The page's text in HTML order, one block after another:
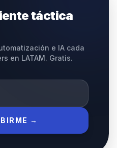
táctica
e IA cada
en LATAM. Gratis.
→